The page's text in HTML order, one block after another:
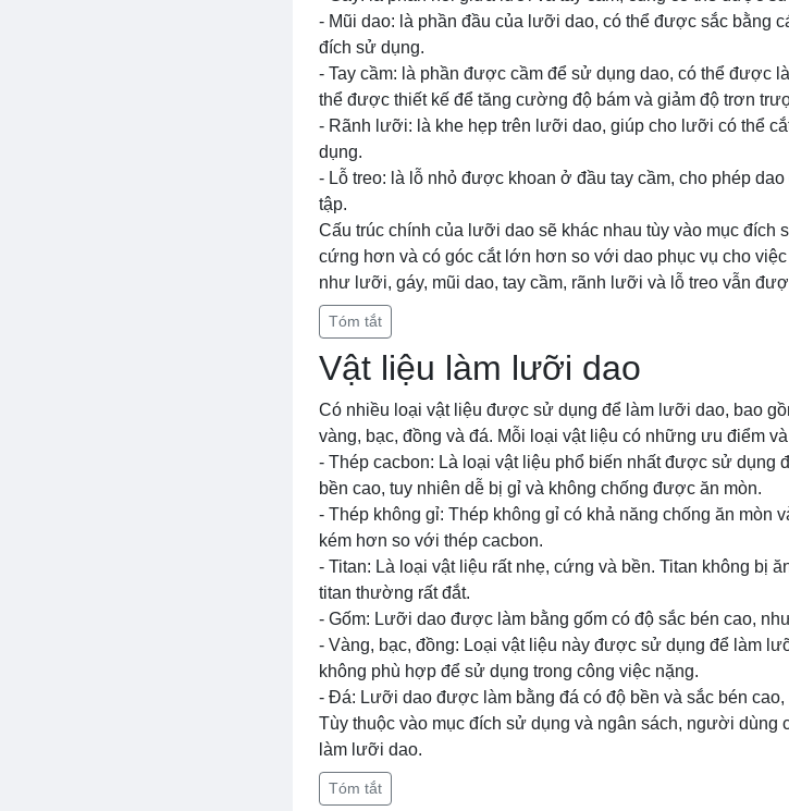
- Mũi dao: là phần đầu của lưỡi dao, có thể được sắc bằng
đích sử dụng.
- Tay cầm: là phần được cầm để sử dụng dao, có thể được
thể được thiết kế để tăng cường độ bám và giảm độ trơn
- Rãnh lưỡi: là khe hẹp trên lưỡi dao, giúp cho lưỡi có thể
dụng.
- Lỗ treo: là lỗ nhỏ được khoan ở đầu tay cầm, cho phép
tập.
Cấu trúc chính của lưỡi dao sẽ khác nhau tùy vào mục
cứng hơn và có góc cắt lớn hơn so với dao phục vụ cho
như lưỡi, gáy, mũi dao, tay cầm, rãnh lưỡi và lỗ treo vẫn
Tóm tắt
Vật liệu làm lưỡi dao
Có nhiều loại vật liệu được sử dụng để làm lưỡi dao, bao
vàng, bạc, đồng và đá. Mỗi loại vật liệu có những ưu điểm
- Thép cacbon: Là loại vật liệu phổ biến nhất được sử dụng
bền cao, tuy nhiên dễ bị gỉ và không chống được ăn mòn.
- Thép không gỉ: Thép không gỉ có khả năng chống ăn mòn
kém hơn so với thép cacbon.
- Titan: Là loại vật liệu rất nhẹ, cứng và bền. Titan không bị
titan thường rất đắt.
- Gốm: Lưỡi dao được làm bằng gốm có độ sắc bén cao,
- Vàng, bạc, đồng: Loại vật liệu này được sử dụng để làm
không phù hợp để sử dụng trong công việc nặng.
- Đá: Lưỡi dao được làm bằng đá có độ bền và sắc bén
Tùy thuộc vào mục đích sử dụng và ngân sách, người dùng
làm lưỡi dao.
Tóm tắt